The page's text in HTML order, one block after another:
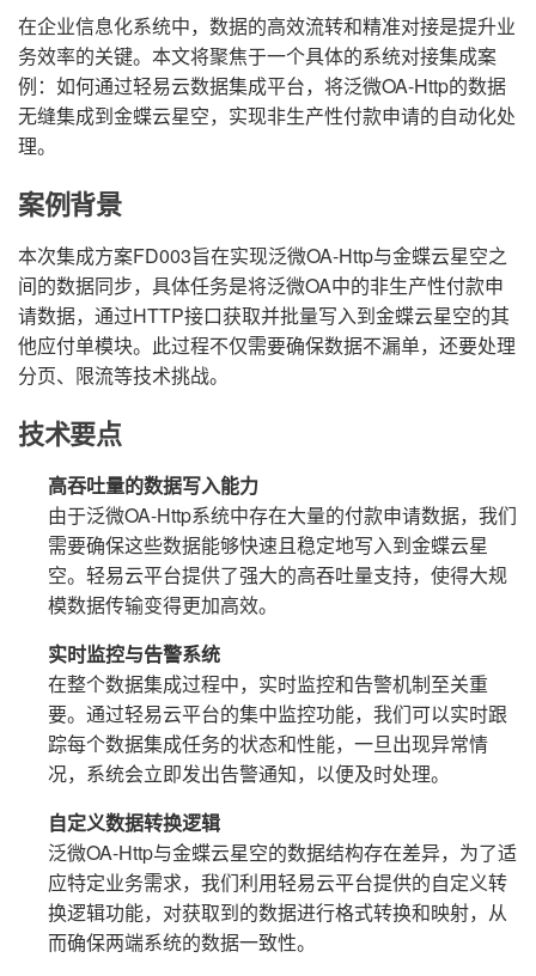
在企业信息化系统中，数据的高效流转和精准对接是提升业
务效率的关键。本文将聚焦于一个具体的系统对接集成案
例：如何通过轻易云数据集成平台，将泛微OA-Http的数据
无缝集成到金蝶云星空，实现非生产性付款申请的自动化处
理。
案例背景
本次集成方案FD003旨在实现泛微OA-Http与金蝶云星空之
间的数据同步，具体任务是将泛微OA中的非生产性付款申
请数据，通过HTTP接口获取并批量写入到金蝶云星空的其
他应付单模块。此过程不仅需要确保数据不漏单，还要处理
分页、限流等技术挑战。
技术要点
高吞吐量的数据写入能力
由于泛微OA-Http系统中存在大量的付款申请数据，我们
需要确保这些数据能够快速且稳定地写入到金蝶云星
空。轻易云平台提供了强大的高吞吐量支持，使得大规
模数据传输变得更加高效。
实时监控与告警系统
在整个数据集成过程中，实时监控和告警机制至关重
要。通过轻易云平台的集中监控功能，我们可以实时跟
踪每个数据集成任务的状态和性能，一旦出现异常情
况，系统会立即发出告警通知，以便及时处理。
自定义数据转换逻辑
泛微OA-Http与金蝶云星空的数据结构存在差异，为了适
应特定业务需求，我们利用轻易云平台提供的自定义转
换逻辑功能，对获取到的数据进行格式转换和映射，从
而确保两端系统的数据一致性。